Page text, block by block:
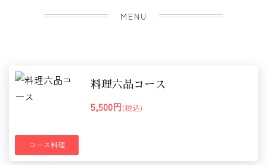
MENU
コース料理
料理六品コース
5,500円(税込)